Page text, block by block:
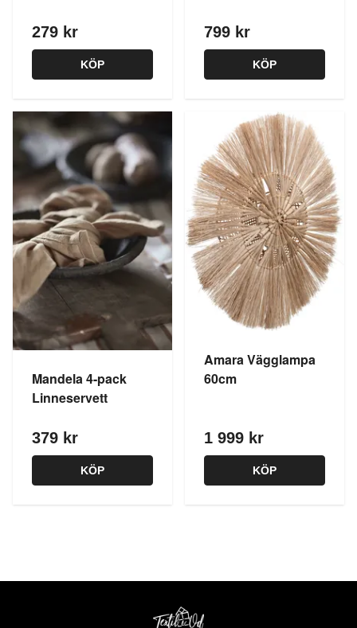
279 kr
KÖP
799 kr
KÖP
Mandela 4-pack
Linneservett
379 kr
KÖP
Amara Vägglampa
60cm
1 999 kr
KÖP